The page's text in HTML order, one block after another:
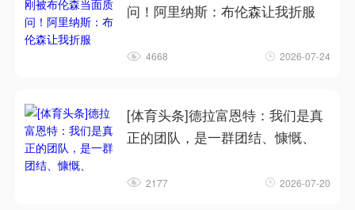
问！阿里纳斯：布伦森让我折服
4668 2026-07-24
[体育头条]德拉富恩特：我们是真
正的团队，是一群团结、慷慨、
2177 2026-07-20